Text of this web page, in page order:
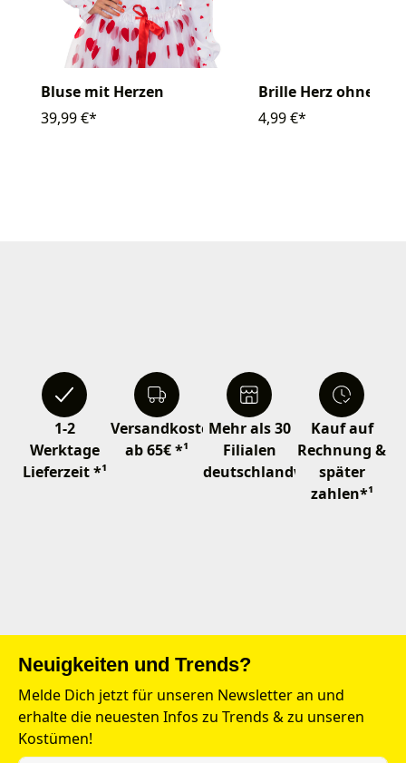
Bluse mit Herzen
39,99 €*
Brille Herz ohne
4,99 €*
1-2
Werktage
Lieferzeit *¹
Versandkostenfrei
ab 65€ *¹
Mehr als 30
Filialen
deutschlandweit
Kauf auf
Rechnung &
später
zahlen*¹
Neuigkeiten und Trends?
Melde Dich jetzt für unseren Newsletter an und
erhalte die neuesten Infos zu Trends & zu unseren
Kostümen!